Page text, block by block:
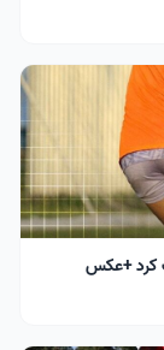
کرد +عکس